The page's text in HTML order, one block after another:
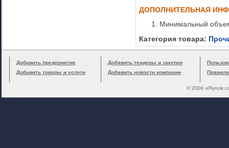
ДОПОЛНИТЕЛЬНАЯ
Минимальный
Категория товара:
Добавить предприятие
Добавить товары и услуги
Добавить тендеры и закупки
Добавить новости компании
© 2006